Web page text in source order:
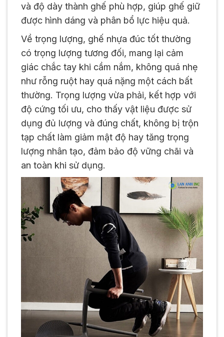
và độ dày thành ghế phù hợp, giúp ghế giữ
được hình dáng và phân bổ lực hiệu quả.
Về trọng lượng, ghế nhựa đúc tốt thường
có trọng lượng tương đối, mang lại cảm
giác chắc tay khi cầm nắm, không quá nhẹ
như rỗng ruột hay quá nặng một cách bất
thường. Trọng lượng vừa phải, kết hợp với
độ cứng tối ưu, cho thấy vật liệu được sử
dụng đủ lượng và đúng chất, không bị trộn
tạp chất làm giảm mật độ hay tăng trọng
lượng nhân tạo, đảm bảo độ vững chãi và
an toàn khi sử dụng.